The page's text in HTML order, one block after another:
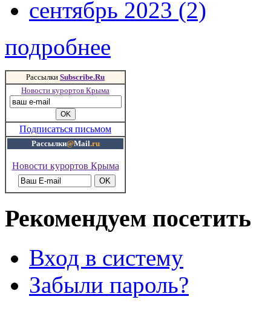
сентябрь 2023 (2)
подробнее
Рассылки Subscribe.Ru
Новости курортов Крыма
Подписаться письмом
Рассылки@Mail.ru
Новости курортов Крыма
Рекомендуем посетить
Вход в систему
Забыли пароль?